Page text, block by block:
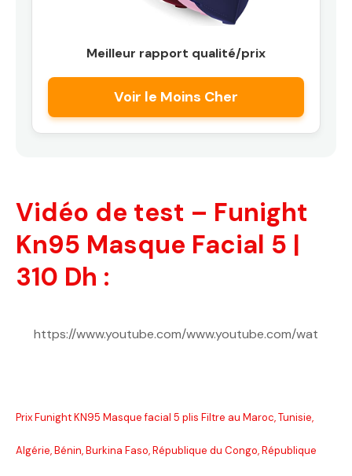
Meilleur rapport qualité/prix
Voir le Moins Cher
Vidéo de test – Funight
Kn95 Masque Facial 5 |
310 Dh :
https://www.youtube.com/www.youtube.com/wat
Prix Funight KN95 Masque facial 5 plis Filtre au Maroc, Tunisie,
Algérie, Bénin, Burkina Faso, République du Congo, République